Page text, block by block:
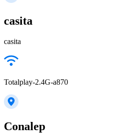
casita
casita
Totalplay-2.4G-a870
Conalep